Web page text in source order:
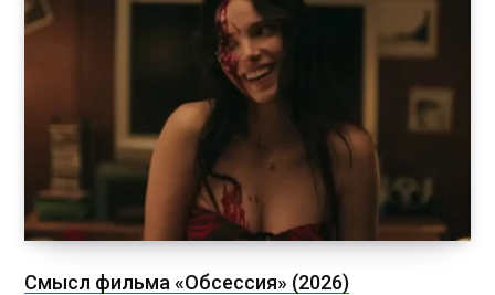
Смысл фильма «Обсессия» (2026)